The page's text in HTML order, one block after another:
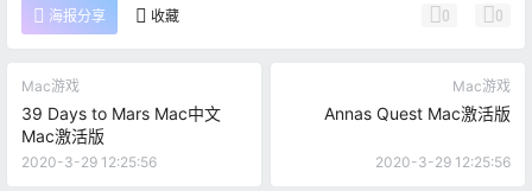
海报分享 收藏 0 0
Mac游戏
39 Days to Mars Mac中文
Mac激活版
2020-3-29 12:25:56
Mac游戏
Annas Quest Mac激活版
2020-3-29 12:25:56